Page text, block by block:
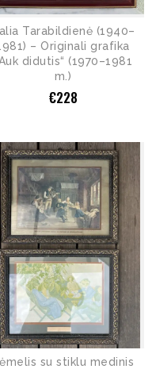
Tarabildienė (1940–
– Originali grafika
didutis“ (1970–1981
m.)
€228
su stiklu medinis